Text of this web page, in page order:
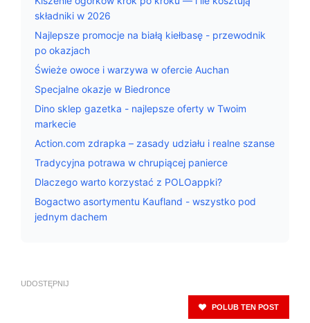
składniki w 2026
Najlepsze promocje na białą kiełbasę - przewodnik
po okazjach
Świeże owoce i warzywa w ofercie Auchan
Specjalne okazje w Biedronce
Dino sklep gazetka - najlepsze oferty w Twoim
markecie
Action.com zdrapka – zasady udziału i realne szanse
Tradycyjna potrawa w chrupiącej panierce
Dlaczego warto korzystać z POLOappki?
Bogactwo asortymentu Kaufland - wszystko pod
jednym dachem
UDOSTĘPNIJ
POLUB TEN POST